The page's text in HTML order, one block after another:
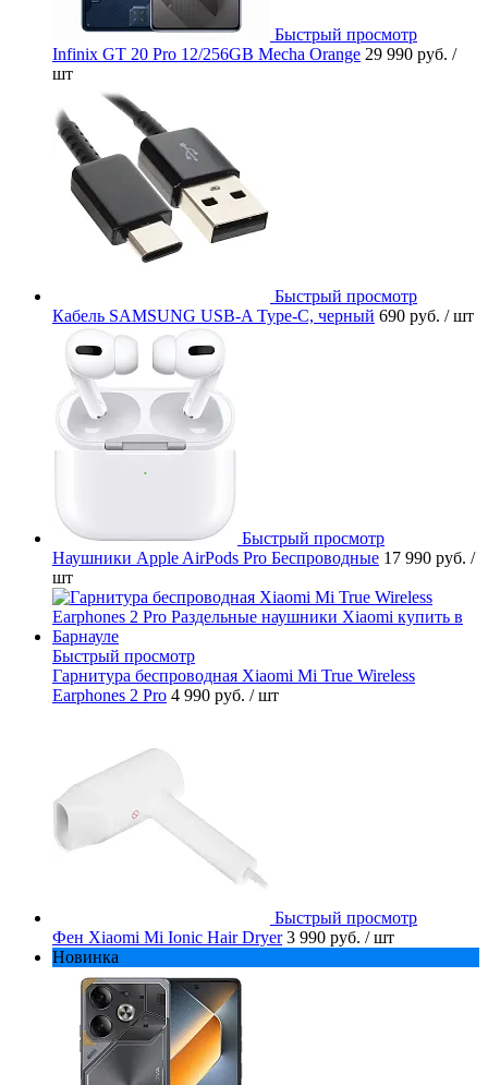
Быстрый просмотр
Infinix GT 20 Pro 12/256GB Mecha Orange 29 990 руб. /
шт
Быстрый просмотр
Кабель SAMSUNG USB-A Type-C, черный 690 руб. / шт
Быстрый просмотр
Наушники Apple AirPods Pro Беспроводные 17 990 руб. /
шт
Быстрый просмотр
Гарнитура беспроводная Xiaomi Mi True Wireless
Earphones 2 Pro 4 990 руб. / шт
Быстрый просмотр
Фен Xiaomi Mi Ionic Hair Dryer 3 990 руб. / шт
Новинка